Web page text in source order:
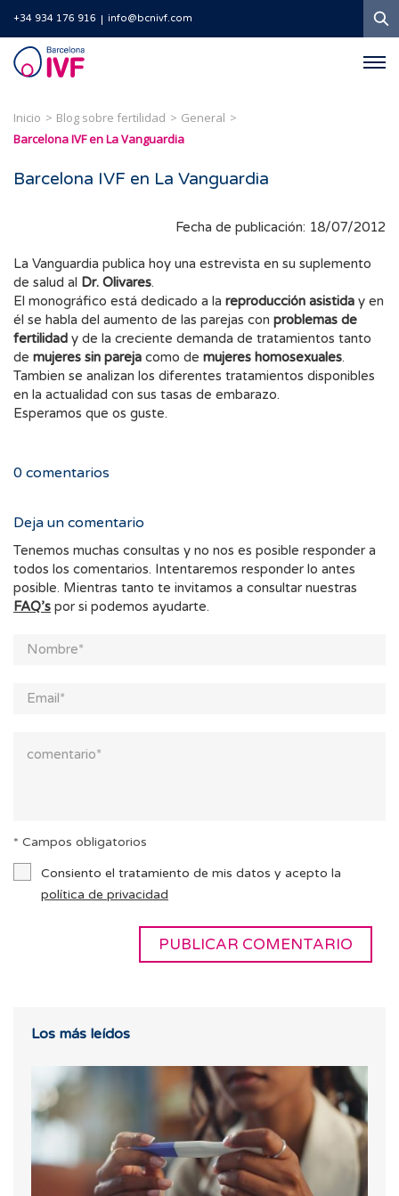
+34 934 176 916 info@bcnivf.com
Barcelona
IVF
Inicio Blog sobre fertilidad
General
Barcelona IVF en La Vanguardia
Barcelona IVF en La Vanguardia
Fecha de publicación: 18/07/2012
La Vanguardia publica hoy una estrevista en su suplemento
de salud al Dr. Olivares.
El monográfico está dedicado a la reproducción asistida y en
él se habla del aumento de las parejas con problemas de
fertilidad y de la creciente demanda de tratamientos tanto
de mujeres sin pareja como de mujeres homosexuales.
Tambien se analizan los diferentes tratamientos disponibles
en la actualidad con sus tasas de embarazo.
Esperamos que os guste.
0 comentarios
Deja un comentario
Tenemos muchas consultas y no nos es posible responder a
todos los comentarios. Intentaremos responder lo antes
posible. Mientras tanto te invitamos a consultar nuestras
FAQ’s por si podemos ayudarte.
* Campos obligatorios
Consiento el tratamiento de mis datos y acepto la
política de privacidad
Los más leídos